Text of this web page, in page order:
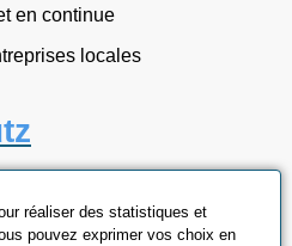
en continue
locales
et demandeurs d’emploi. Il
réaliser des statistiques et
pouvez exprimer vos choix en